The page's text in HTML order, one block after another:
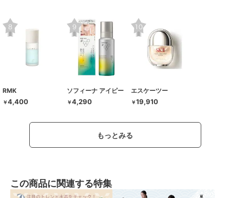
RMK
￥4,400
ソフィーナ アイピー
￥4,290
エスケーツー
￥19,910
もっとみる
この商品に関連する特集